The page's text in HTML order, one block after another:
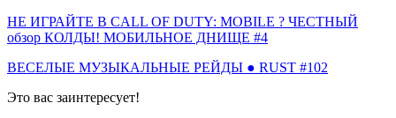
НЕ ИГРАЙТЕ В CALL OF DUTY: MOBILE ? ЧЕСТНЫЙ
обзор КОЛДЫ! МОБИЛЬНОЕ ДНИЩЕ #4
ВЕСЕЛЫЕ МУЗЫКАЛЬНЫЕ РЕЙДЫ ● RUST #102
Это вас заинтересует!